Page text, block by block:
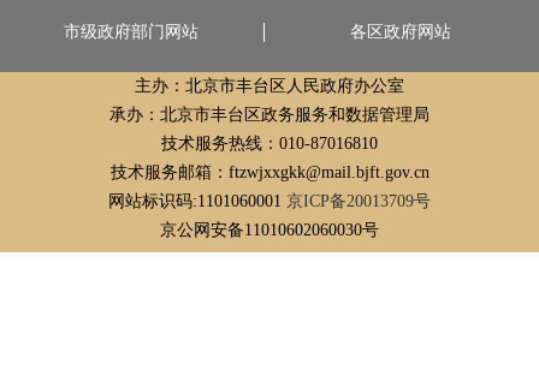
市级政府部门网站 各区政府网站
主办：北京市丰台区人民政府办公室
承办：北京市丰台区政务服务和数据管理局
技术服务热线：010-87016810
技术服务邮箱：ftzwjxxgkk@mail.bjft.gov.cn
网站标识码:1101060001 京ICP备20013709号
京公网安备11010602060030号